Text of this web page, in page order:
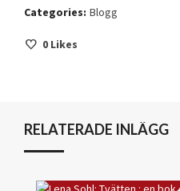
Categories: Blogg
0 Likes
RELATERADE INLÄGG